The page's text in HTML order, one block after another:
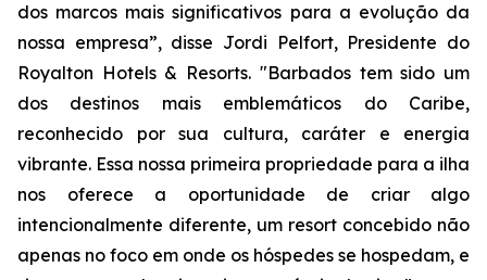
dos marcos mais significativos para a evolução da
nossa empresa”, disse Jordi Pelfort, Presidente do
Royalton Hotels & Resorts. "Barbados tem sido um
dos destinos mais emblemáticos do Caribe,
reconhecido por sua cultura, caráter e energia
vibrante. Essa nossa primeira propriedade para a ilha
nos oferece a oportunidade de criar algo
intencionalmente diferente, um resort concebido não
apenas no foco em onde os hóspedes se hospedam, e